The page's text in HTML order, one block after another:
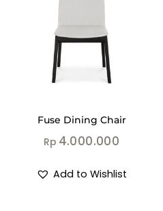
Fuse Dining Chair
Rp 4.000.000
Add to Wishlist